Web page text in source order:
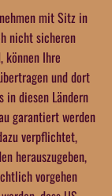
mit Sitz in
nicht sicheren
können Ihre
und dort
in diesen Ländern
garantiert werden
verpflichtet,
herauszugeben,
vorgehen